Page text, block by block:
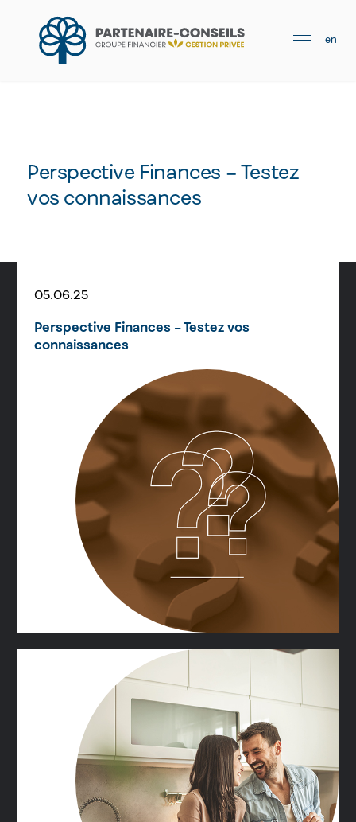
en
Perspective Finances – Testez
vos connaissances
05.06.25
Perspective Finances – Testez vos
connaissances